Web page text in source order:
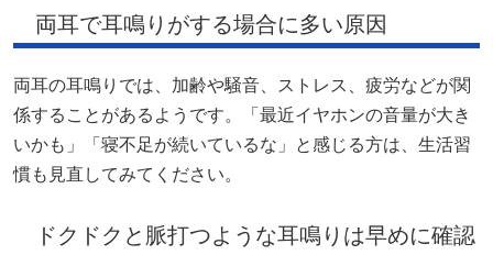
両耳で耳鳴りがする場合に多い原因
両耳の耳鳴りでは、加齢や騒音、ストレス、疲労などが関
係することがあるようです。「最近イヤホンの音量が大き
いかも」「寝不足が続いているな」と感じる方は、生活習
慣も見直してみてください。
ドクドクと脈打つような耳鳴りは早めに確認